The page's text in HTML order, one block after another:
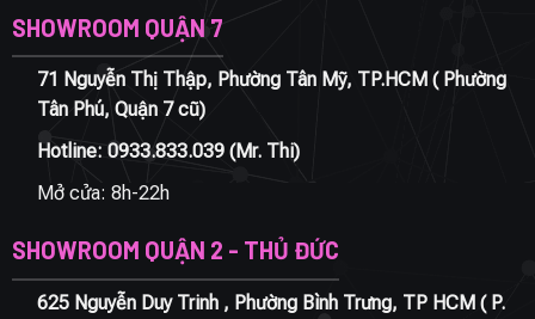
SHOWROOM QUẬN 7
71 Nguyễn Thị Thập, Phường Tân Mỹ, TP.HCM ( Phường
Tân Phú, Quận 7 cũ)
Hotline: 0933.833.039(Mr. Thi)
Mở cửa: 8h-22h
SHOWROOM QUẬN 2 - THỦ ĐỨC
625 Nguyễn Duy Trinh , Phường Bình Trưng, TP HCM ( P.